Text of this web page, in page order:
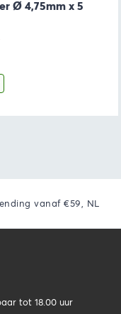
Ø 4,75mm x 5
vanaf €59, NL
tot 18.00 uur